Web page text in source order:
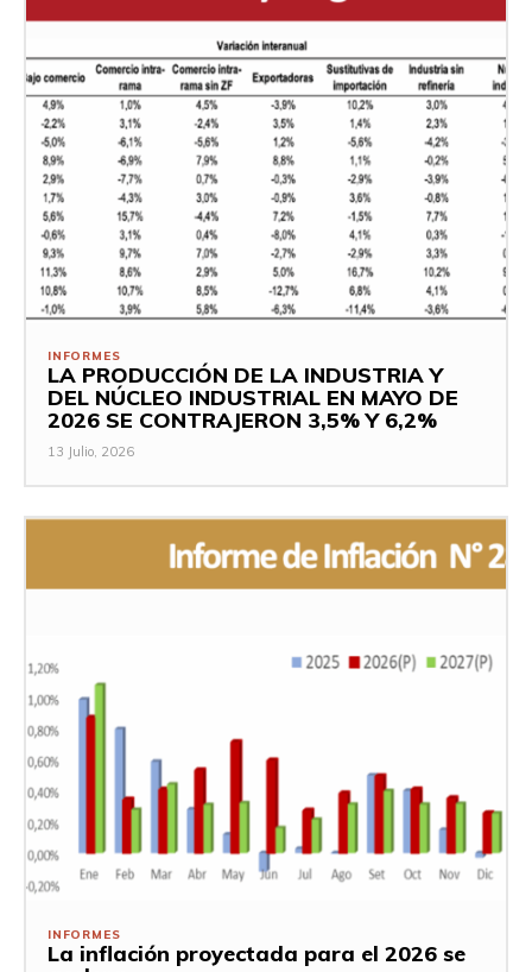
INFORMES
LA PRODUCCIÓN DE LA INDUSTRIA Y
DEL NÚCLEO INDUSTRIAL EN MAYO DE
2026 SE CONTRAJERON 3,5% Y 6,2%
13 Julio, 2026
INFORMES
La inflación proyectada para el 2026 se